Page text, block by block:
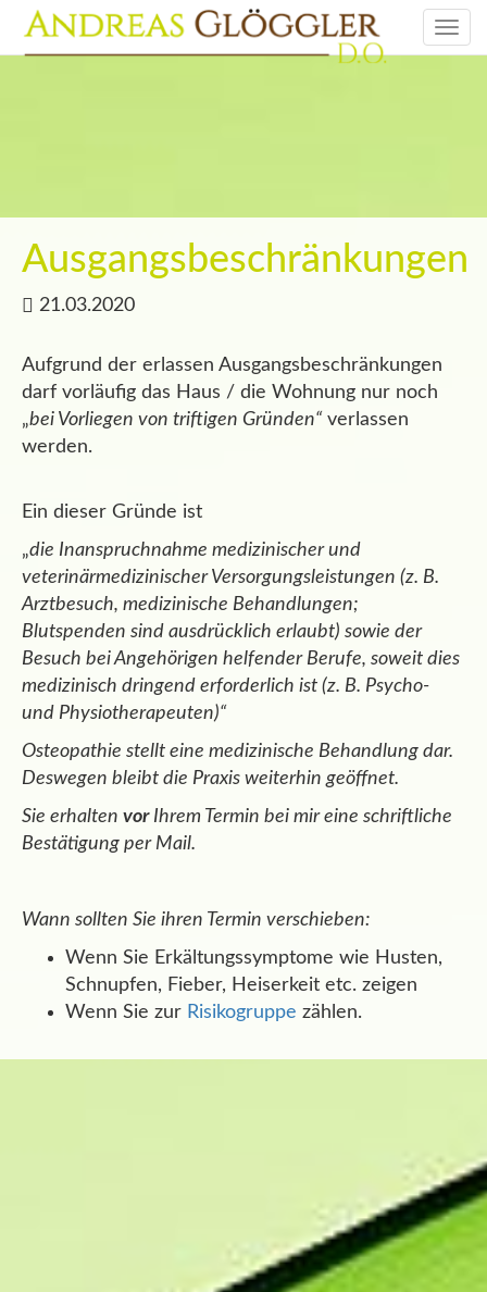
Ausgangsbeschränkungen
21.03.2020
Aufgrund der erlassen Ausgangsbeschränkungen
darf vorläufig das Haus / die Wohnung nur noch
„bei Vorliegen von triftigen Gründen“ verlassen
werden.
Ein dieser Gründe ist
„die Inanspruchnahme medizinischer und
veterinärmedizinischer Versorgungsleistungen (z. B.
Arztbesuch, medizinische Behandlungen;
Blutspenden sind ausdrücklich erlaubt) sowie der
Besuch bei Angehörigen helfender Berufe, soweit dies
medizinisch dringend erforderlich ist (z. B. Psycho-
und Physiotherapeuten)“
Osteopathie stellt eine medizinische Behandlung dar.
Deswegen bleibt die Praxis weiterhin geöffnet.
Sie erhalten vorIhrem Termin bei mir eine schriftliche
Bestätigung per Mail.
Wann sollten Sie ihren Termin verschieben:
Wenn Sie Erkältungssymptome wie Husten,
Schnupfen, Fieber, Heiserkeit etc. zeigen
Wenn Sie zur Risikogruppe zählen.